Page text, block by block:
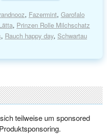
, Fazermint, Garofalo
, Prinzen Rolle Milchschatz
, Rauch happy day, Schwartau
teilweise um sponsored